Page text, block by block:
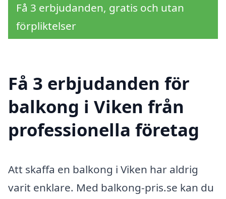
Få 3 erbjudanden, gratis och utan
förpliktelser
Få 3 erbjudanden för
balkong i Viken från
professionella företag
Att skaffa en balkong i Viken har aldrig
varit enklare. Med balkong-pris.se kan du